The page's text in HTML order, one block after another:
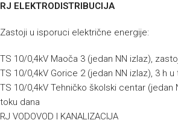
RJ ELEKTRODISTRIBUCIJA
Zastoji u isporuci električne energije:
TS 10/0,4kV Maoča 3 (jedan NN izlaz),
TS 10/0,4kV Gorice 2 (jedan NN izlaz), 3 h u
TS 10/0,4kV Tehničko školski centar (jedan
toku dana
RJ VODOVOD I KANALIZACIJA